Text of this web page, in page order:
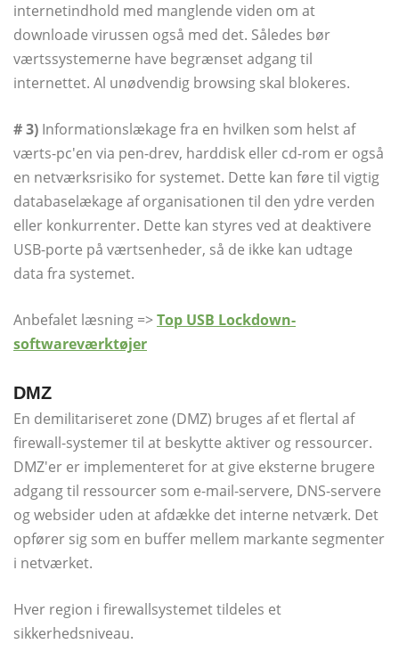
internetindhold med manglende viden om at
downloade virussen også med det. Således bør
værtssystemerne have begrænset adgang til
internettet. Al unødvendig browsing skal blokeres.
# 3) Informationslækage fra en hvilken som helst af
værts-pc'en via pen-drev, harddisk eller cd-rom er også
en netværksrisiko for systemet. Dette kan føre til vigtig
databaselækage af organisationen til den ydre verden
eller konkurrenter. Dette kan styres ved at deaktivere
USB-porte på værtsenheder, så de ikke kan udtage
data fra systemet.
Anbefalet læsning =>Top USB Lockdown-
softwareværktøjer
DMZ
En demilitariseret zone (DMZ) bruges af et flertal af
firewall-systemer til at beskytte aktiver og ressourcer.
DMZ'er er implementeret for at give eksterne brugere
adgang til ressourcer som e-mail-servere, DNS-servere
og websider uden at afdække det interne netværk. Det
opfører sig som en buffer mellem markante segmenter
i netværket.
Hver region i firewallsystemet tildeles et
sikkerhedsniveau.